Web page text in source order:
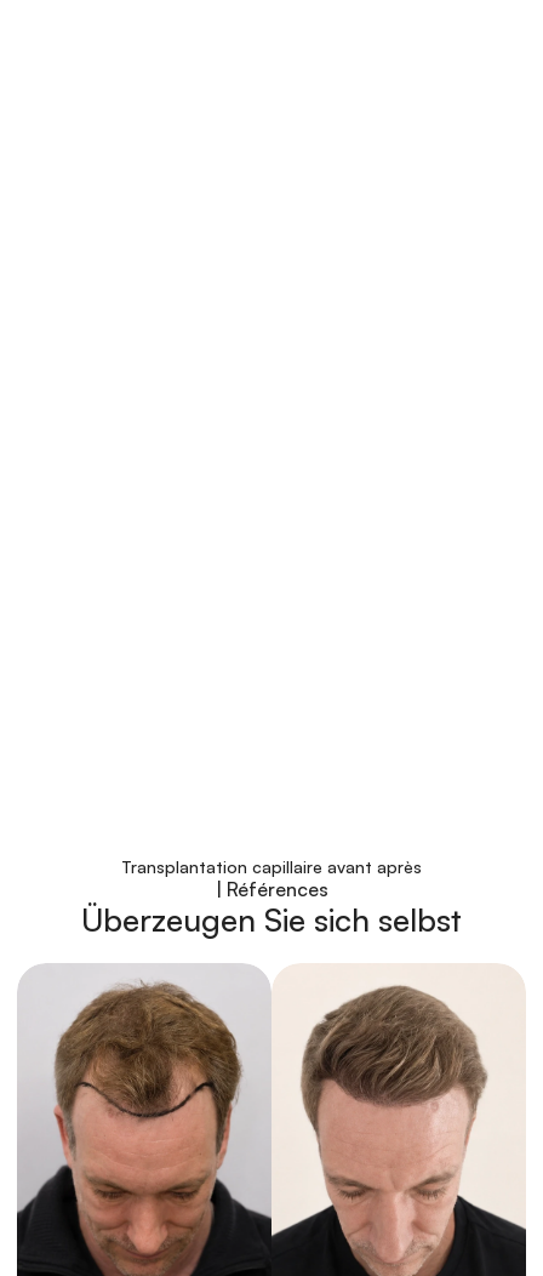
Certification internationale
ISHRS comme gage de qualité
Transplantation capillaire avant après
| Références
Überzeugen Sie sich selbst